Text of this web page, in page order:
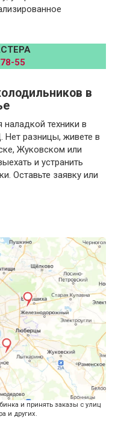
55
в
техники в
разницы, живете в
Жуковском или
и устранить
Оставьте заявку или
и принять заказы с улиц
и других.